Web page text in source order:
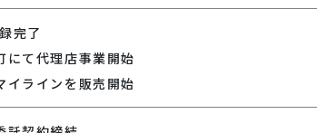
完了
にて代理店事業開始
イラインを販売開始